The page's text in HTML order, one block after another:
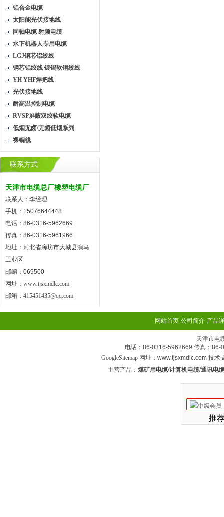
铝合金电缆
太阳能光伏接地线
同轴电缆 射频电缆
水下机器人专用电缆
LGJ钢芯铝绞线
钢芯铝绞线 镀锡软铜绞线
YH YHF焊把线
光伏接地线
耐高温控制电缆
RVSP屏蔽双绞软电缆
低烟无卤/无卤低烟系列
裸铜线
联系方式
天津市电缆总厂橡塑电缆厂
联系人：李经理
手机：15076644448
电话：86-0316-5962669
传真：86-0316-5961966
地址：河北省廊坊市大城县演马
工业区
邮编：069500
网址： www.tjsxmdlc.com
邮箱： 415451435@qq.com
网站首页 公司简介 产品
天津市电
电话：86-0316-5962669 传真：86-
GoogleSitemap网址：www.tjsxmdlc.com 技术
主营产品： 煤矿用电缆/计算机电缆/通讯电
推